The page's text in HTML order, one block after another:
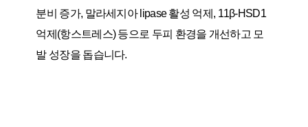
분비 증가, 말라세지아 lipase 활성 억제, 11β-HSD1
억제(항스트레스) 등으로 두피 환경을 개선하고 모
발 성장을 돕습니다.